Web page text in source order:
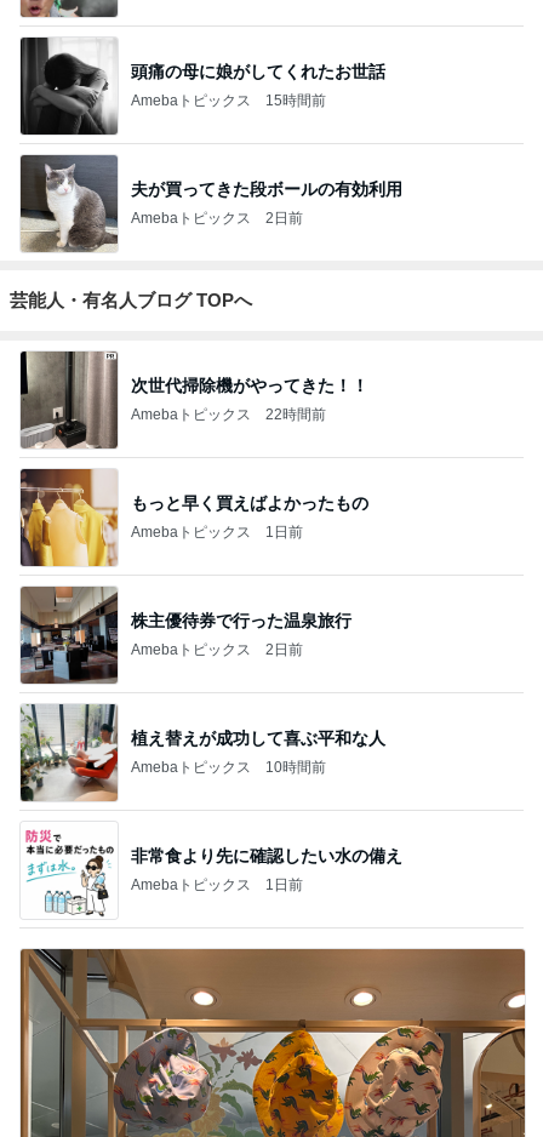
頭痛の母に娘がしてくれたお世話
Amebaトピックス 15時間前
夫が買ってきた段ボールの有効利用
Amebaトピックス 2日前
芸能人・有名人ブログ TOPへ
次世代掃除機がやってきた！！
Amebaトピックス 22時間前
もっと早く買えばよかったもの
Amebaトピックス 1日前
株主優待券で行った温泉旅行
Amebaトピックス 2日前
植え替えが成功して喜ぶ平和な人
Amebaトピックス 10時間前
非常食より先に確認したい水の備え
Amebaトピックス 1日前